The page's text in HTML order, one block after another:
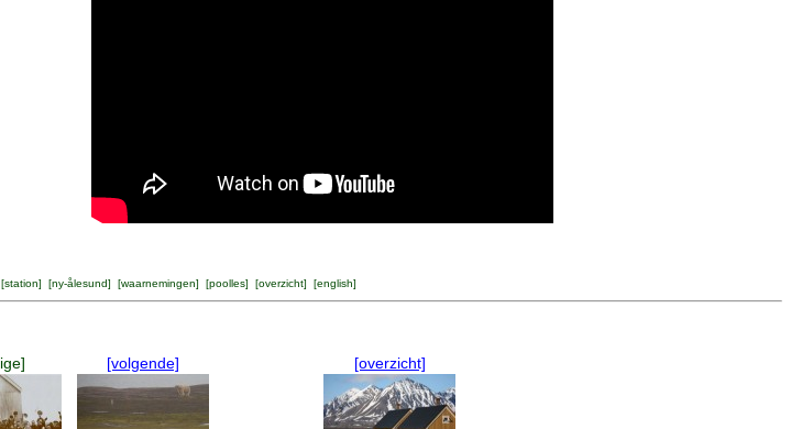
station] [ny-ålesund] [waarnemingen] [poolles] [overzicht] [english]
[volgende] [overzicht]